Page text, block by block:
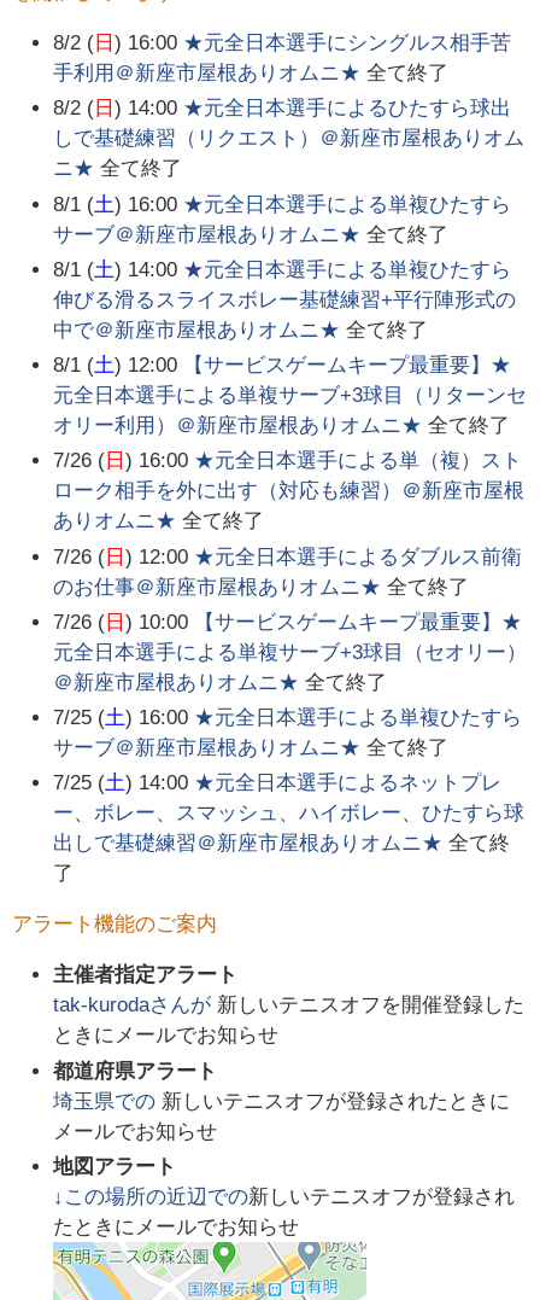
8/2 ( 日) 16:00 ★元全日本選手にシングルス相手苦
手利用＠新座市屋根ありオムニ★ 全て終了
8/2 ( 日) 14:00 ★元全日本選手によるひたすら球出
しで基礎練習（リクエスト）＠新座市屋根ありオム
ニ★ 全て終了
8/1 (土) 16:00 ★元全日本選手による単複ひたすら
サーブ＠新座市屋根ありオムニ★ 全て終了
8/1 (土) 14:00 ★元全日本選手による単複ひたすら
伸びる滑るスライスボレー基礎練習+平行陣形式の
中で＠新座市屋根ありオムニ★ 全て終了
8/1 (土) 12:00
【サービスゲームキープ最重要】★
元全日本選手による単複サーブ+3球目（リターンセ
オリー利用）＠新座市屋根ありオムニ★ 全て終了
7/26 ( 日) 16:00 ★元全日本選手による単（複）スト
ローク相手を外に出す（対応も練習）＠新座市屋根
ありオムニ★ 全て終了
7/26 ( 日) 12:00 ★元全日本選手によるダブルス前衛
のお仕事＠新座市屋根ありオムニ★ 全て終了
7/26 ( 日) 10:00
【サービスゲームキープ最重要】★
元全日本選手による単複サーブ+3球目（セオリー）
＠新座市屋根ありオムニ★ 全て終了
7/25 (土) 16:00 ★元全日本選手による単複ひたすら
サーブ＠新座市屋根ありオムニ★ 全て終了
7/25 (土) 14:00 ★元全日本選手によるネットプレ
ー、ボレー、スマッシュ、ハイボレー、ひたすら球
出しで基礎練習＠新座市屋根ありオムニ★ 全て終
了
アラート機能のご案内
主催者指定アラート
tak-kurodaさんが 新しいテニスオフを開催登録した
ときにメールでお知らせ
都道府県アラート
埼玉県での 新しいテニスオフが登録されたときに
メールでお知らせ
地図アラート
↓この場所の近辺での新しいテニスオフが登録され
たときにメールでお知らせ